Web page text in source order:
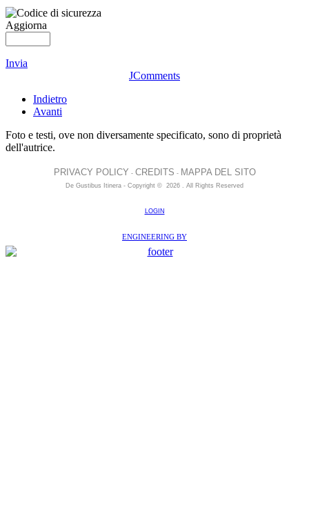
Aggiorna
Invia
JComments
Indietro
Avanti
Foto e testi, ove non diversamente specificato, sono di proprietà
dell'autrice.
PRIVACY POLICY - CREDITS - MAPPA DEL SITO
De Gustibus Itinera - Copyright © 2026 All Rights Reserved
LOGIN
ENGINEERING BY